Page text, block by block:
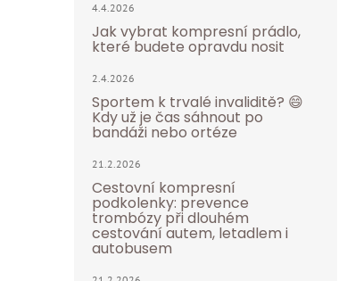
4.4.2026
Jak vybrat kompresní prádlo,
které budete opravdu nosit
2.4.2026
Sportem k trvalé invaliditě? 😄
Kdy už je čas sáhnout po
bandáži nebo ortéze
21.2.2026
Cestovní kompresní
podkolenky: prevence
trombózy při dlouhém
cestování autem, letadlem i
autobusem